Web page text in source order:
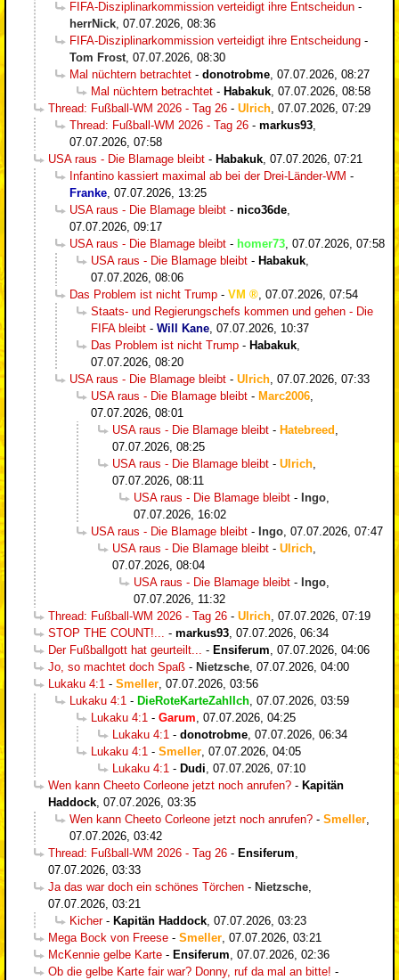
FIFA-Disziplinarkommission verteidigt ihre Entscheidun -
herrNick 07.07.2026, 08:36
FIFA-Disziplinarkommission verteidigt ihre Entscheidung -
Tom Frost 07.07.2026, 08:30
Mal nüchtern betrachtet - donotrobme 07.07.2026, 08:27
Mal nüchtern betrachtet - Habakuk 07.07.2026, 08:58
Thread: Fußball-WM 2026 - Tag 26 - Ulrich 07.07.2026, 07:29
Thread: Fußball-WM 2026 - Tag 26 - markus93
07.07.2026, 07:58
USA raus - Die Blamage bleibt - Habakuk 07.07.2026, 07:21
Infantino kassiert maximal ab bei der Drei-Länder-WM -
Franke 07.07.2026, 13:25
USA raus - Die Blamage bleibt - nico36de
07.07.2026, 09:17
USA raus - Die Blamage bleibt - homer73 07.07.2026, 07:58
USA raus - Die Blamage bleibt - Habakuk
07.07.2026, 08:06
Das Problem ist nicht Trump - VM
07.07.2026, 07:54
Staats- und Regierungschefs kommen und gehen - Die
FIFA bleibt - Will Kane 07.07.2026, 10:37
Das Problem ist nicht Trump - Habakuk
07.07.2026, 08:20
USA raus - Die Blamage bleibt - Ulrich 07.07.2026, 07:33
USA raus - Die Blamage bleibt - Marc2006
07.07.2026, 08:01
USA raus - Die Blamage bleibt - Hatebreed
07.07.2026, 08:25
USA raus - Die Blamage bleibt - Ulrich
07.07.2026, 08:11
USA raus - Die Blamage bleibt - Ingo
07.07.2026, 16:02
USA raus - Die Blamage bleibt - Ingo 07.07.2026, 07:47
USA raus - Die Blamage bleibt - Ulrich
07.07.2026, 08:04
USA raus - Die Blamage bleibt - Ingo
07.07.2026, 11:32
Thread: Fußball-WM 2026 - Tag 26 - Ulrich 07.07.2026, 07:19
STOP THE COUNT!...
- markus93 07.07.2026, 06:34
Der Fußballgott hat geurteilt...
- Ensiferum 07.07.2026, 04:06
Jo, so machtet doch Spaß - Nietzsche 07.07.2026, 04:00
Lukaku 4:1 - Smeller 07.07.2026, 03:56
Lukaku 4:1 - DieRoteKarteZahlIch 07.07.2026, 03:59
Lukaku 4:1 - Garum 07.07.2026, 04:25
Lukaku 4:1 - donotrobme 07.07.2026, 06:34
Lukaku 4:1 - Smeller 07.07.2026, 04:05
Lukaku 4:1 - Dudi 07.07.2026, 07:10
Wen kann Cheeto Corleone jetzt noch anrufen? - Kapitän
Haddock 07.07.2026, 03:35
Wen kann Cheeto Corleone jetzt noch anrufen? - Smeller
07.07.2026, 03:42
Thread: Fußball-WM 2026 - Tag 26 - Ensiferum
07.07.2026, 03:33
Ja das war doch ein schönes Törchen - Nietzsche
07.07.2026, 03:21
Kicher- Kapitän Haddock 07.07.2026, 03:23
Mega Bock von Freese - Smeller 07.07.2026, 03:21
McKennie gelbe Karte - Ensiferum 07.07.2026, 02:36
Ob die gelbe Karte fair war? Donny, ruf da mal an bitte! -